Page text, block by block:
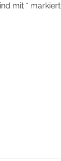
mit * markiert